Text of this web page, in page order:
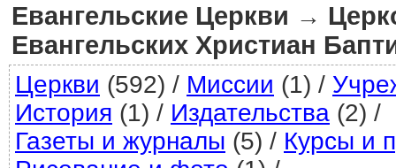
Евангельские Церкви →
Евангельских Христиан
Церкви (592) / Миссии (1) /
История (1) / Издательства (2) /
Газеты и журналы (5) / Курсы и